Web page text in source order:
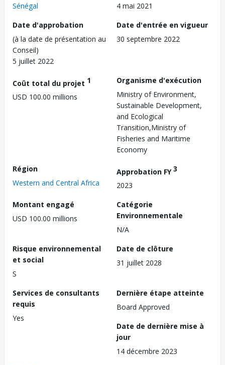
Sénégal
4 mai 2021
Date d'approbation
(à la date de présentation au
Conseil)
5 juillet 2022
Date d'entrée en vigueur
30 septembre 2022
Coût total du projet 1
USD 100.00 millions
Organisme d'exécution
Ministry of Environment,
Sustainable Development,
and Ecological
Transition,Ministry of
Fisheries and Maritime
Economy
Région
Western and Central Africa
Approbation FY3
2023
Montant engagé
USD 100.00 millions
Catégorie
Environnementale
N/A
Risque environnemental
et social
S
Date de clôture
31 juillet 2028
Services de consultants
requis
Yes
Dernière étape atteinte
Board Approved
Date de dernière mise à
jour
14 décembre 2023